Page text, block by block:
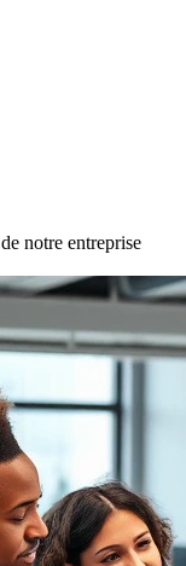
de notre entreprise